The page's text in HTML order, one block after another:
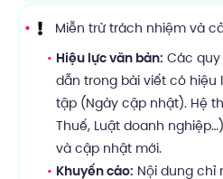
Miễn trừ trách nhiệm và
Hiệu lực văn bản: Các
dẫn trong bài viết có hiệu
tập (Ngày cập nhật). Hệ
Thuế, Luật doanh
và cập nhật mới.
Khuyến cáo: Nội dung